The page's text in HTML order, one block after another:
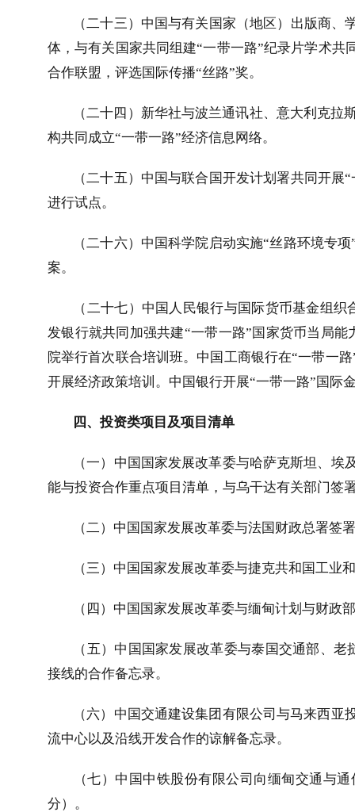
（二十三）中国与有关国家（地区）出版商
体，与有关国家共同组建“一带一路”纪录片学术
合作联盟，评选国际传播“丝路”奖。
（二十四）新华社与波兰通讯社、意大利克
构共同成立“一带一路”经济信息网络。
（二十五）中国与联合国开发计划署共同开
进行试点。
（二十六）中国科学院启动实施“丝路环境专
案。
（二十七）中国人民银行与国际货币基金组织
发银行就共同加强共建“一带一路”国家货币当局能
院举行首次联合培训班。中国工商银行在“一带一
开展经济政策培训。中国银行开展“一带一路”国际
四、投资类项目及项目清单
（一）中国国家发展改革委与哈萨克斯坦、
能与投资合作重点项目清单，与乌干达有关部门签
（二）中国国家发展改革委与法国财政总署签
（三）中国国家发展改革委与捷克共和国工
（四）中国国家发展改革委与缅甸计划与财政
（五）中国国家发展改革委与泰国交通部、
接线的合作备忘录。
（六）中国交通建设集团有限公司与马来西
流中心以及沿线开发合作的谅解备忘录。
（七）中国中铁股份有限公司向缅甸交通与
分）。